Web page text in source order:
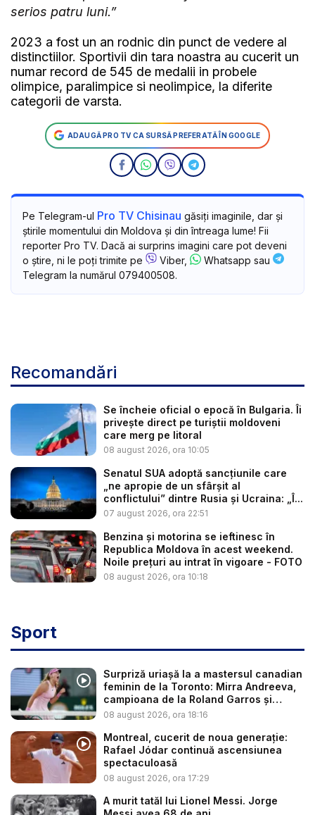
serios patru luni.”
2023 a fost un an rodnic din punct de vedere al
distinctiilor. Sportivii din tara noastra au cucerit un
numar record de 545 de medalii in probele
olimpice, paralimpice si neolimpice, la diferite
categorii de varsta.
ADAUGĂ PRO TV CA SURSĂ PREFERATĂ ÎN GOOGLE
Pe Telegram-ul Pro TV Chisinau găsiți imaginile, dar și
știrile momentului din Moldova și din întreaga lume! Fii
reporter Pro TV. Dacă ai surprins imagini care pot deveni
o știre, ni le poți trimite pe
Viber,
Whatsapp sau
Telegram la numărul 079400508.
Recomandări
Se încheie oficial o epocă în Bulgaria. Îi
privește direct pe turiștii moldoveni
care merg pe litoral
08 august 2026, ora 10:05
Senatul SUA adoptă sancțiunile care
„ne apropie de un sfârșit al
conflictului” dintre Rusia și Ucraina: „Î...
07 august 2026, ora 22:51
Benzina și motorina se ieftinesc în
Republica Moldova în acest weekend.
Noile prețuri au intrat în vigoare - FOTO
08 august 2026, ora 10:18
Sport
Surpriză uriașă la a mastersul canadian
feminin de la Toronto: Mirra Andreeva,
campioana de la Roland Garros și
favo...
08 august 2026, ora 18:16
Montreal, cucerit de noua generație:
Rafael Jódar continuă ascensiunea
spectaculoasă
08 august 2026, ora 17:29
A murit tatăl lui Lionel Messi. Jorge